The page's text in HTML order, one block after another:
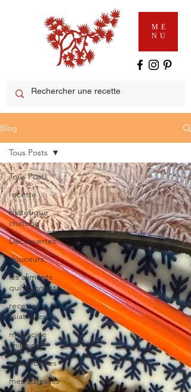
ME
NU
Blog
Tous Posts
recette
diététique
chinoise
Découvertes
douceurs
les aliments
qui soignent
recettes
asiatiques
médecine
chinoise
mes lectures
mes adresses
Tous Posts